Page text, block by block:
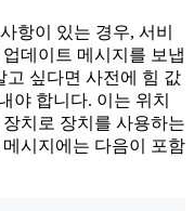
항이 있는 경우, 서비
데이트 메시지를 보냅
고 싶다면 사전에 힘 값
야 합니다. 이는 위치
치로 장치를 사용하는
시지에는 다음이 포함